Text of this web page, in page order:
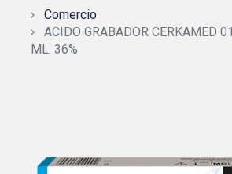
Comercio
ACIDO GRABADOR CERKAMED
ML. 36%